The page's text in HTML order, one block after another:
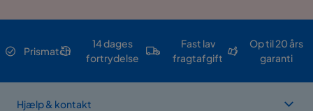
Prismatch
14 dages
fortrydelse
Fast lav
fragtafgift
Op til 20 års
garanti
Hjælp & kontakt